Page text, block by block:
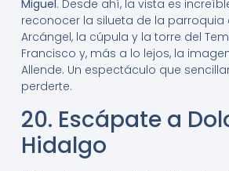
Miguel. Desde ahí, la vista es
reconocer la silueta de la parroquia
Arcángel, la cúpula y la torre del
Francisco y, más a lo lejos, la
Allende. Un espectáculo que
perderte.
20. Escápate a
Hidalgo